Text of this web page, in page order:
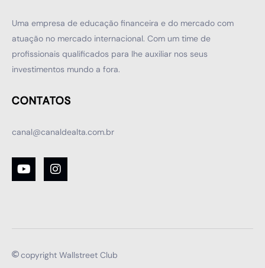
Uma empresa de educação financeira e do mercado com
atuação no mercado internacional. Com um time de
profissionais qualificados para lhe auxiliar nos seus
investimentos mundo a fora.
CONTATOS
canal@canaldealta.com.br
copyright Wallstreet Club